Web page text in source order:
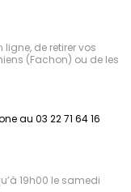
de retirer vos
(Fachon) ou de les
au 03 22 71 64 16
19h00 le samedi